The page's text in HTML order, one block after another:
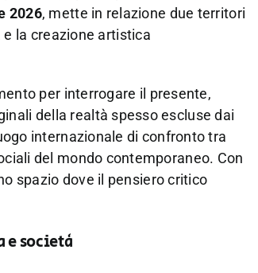
2026, mette in relazione due territori
la creazione artistica
per interrogare il presente,
della realtà spesso escluse dai
internazionale di confronto tra
del mondo contemporaneo. Con
spazio dove il pensiero critico
e società